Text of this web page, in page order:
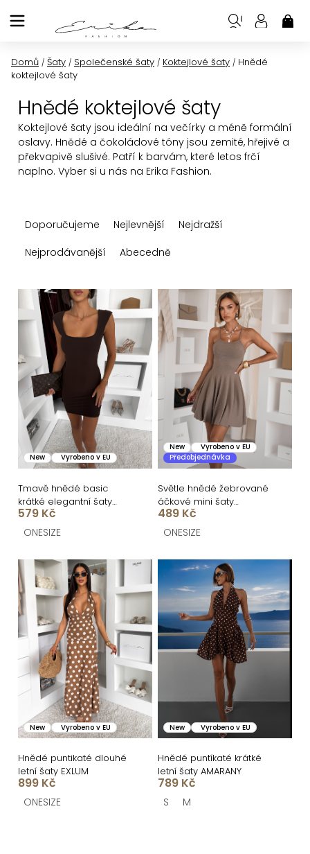
na
Domů / Šaty / Společenské šaty / Koktejlové šaty / Hnědé
koktejlové šaty
Hnědé koktejlové šaty
Koktejlové šaty jsou ideální na večírky a méně formální
oslavy. Hnědé a čokoládové tóny jsou zemité, hřejivé a
překvapivě slušivé. Patří k barvám, které letos frčí
naplno. Vyber si u nás na Erika Fashion.
a
n
í
r
o
d
u
t
ů
Doporučujeme Nejlevnější
Nejdražší
Nejprodávanější
Abecedně
ý
i
s
p
o
d
u
k
ů
New Vyrobeno v EU
Tmavě hnědé basic
krátké elegantní šaty
SOTARA
579 Kč
ONESIZE
New
Vyrobeno v EU
Předobjednávka
Světle hnědé žebrované
áčkové mini šaty
CASSYNE
489 Kč
ONESIZE
New Vyrobeno v EU
Hnědé puntikaté dlouhé
letní šaty EXLUM
899 Kč
ONESIZE
New Vyrobeno v EU
Hnědé puntíkaté krátké
letní šaty AMARANY
789 Kč
S M